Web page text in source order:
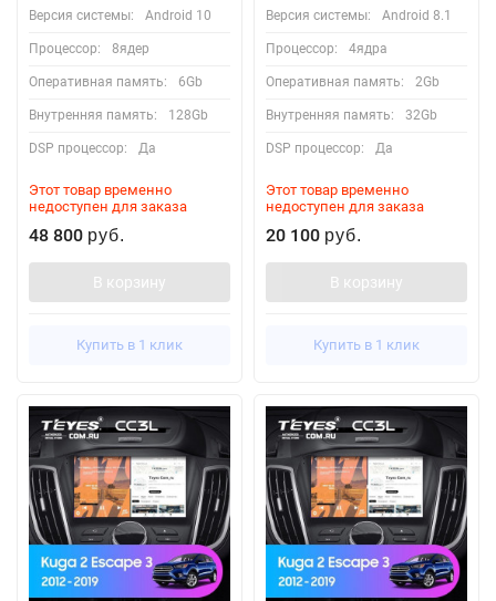
Версия системы: Android 10
Процессор: 8ядер
Оперативная память: 6Gb
Внутренняя память: 128Gb
DSP процессор: Да
Этот товар временно
недоступен для заказа
48 800 руб.
В корзину
Купить в 1 клик
Версия системы: Android 8.1
Процессор: 4ядра
Оперативная память: 2Gb
Внутренняя память: 32Gb
DSP процессор: Да
Этот товар временно
недоступен для заказа
20 100 руб.
В корзину
Купить в 1 клик